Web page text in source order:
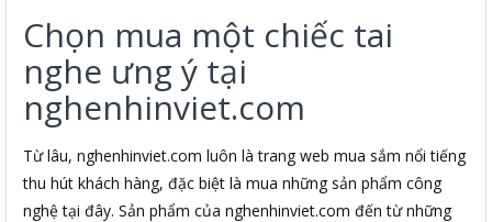
Chọn mua một chiếc tai
nghe ưng ý tại
nghenhinviet.com
Từ lâu, nghenhinviet.com luôn là trang web mua sắm nổi tiếng
thu hút khách hàng, đặc biệt là mua những sản phẩm công
nghệ tại đây. Sản phẩm của nghenhinviet.com đến từ những